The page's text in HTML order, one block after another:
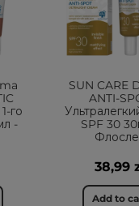
го
-
SUN CARE
ANTI-
SPF 30
38,99
Add to